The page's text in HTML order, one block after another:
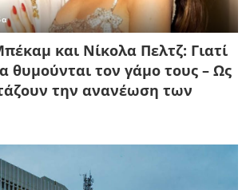
και Νίκολα Πελτζ: Γιατί
θυμούνται τον γάμο τους – Ως
την ανανέωση των